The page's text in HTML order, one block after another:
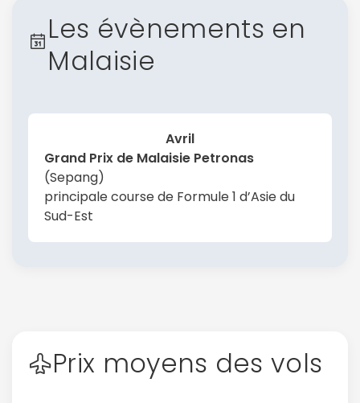
Les évènements en
Malaisie
Avril
Grand Prix de Malaisie Petronas
(Sepang)
principale course de Formule 1 d’Asie du
Sud-Est
Prix moyens des vols